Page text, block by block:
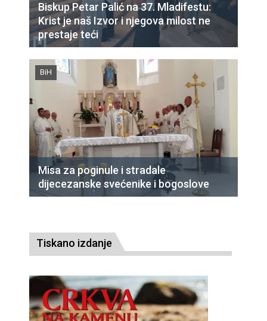
Biskup Petar Palić na 37. Mladifestu:
Krist je naš Izvor i njegova milost ne
prestaje teći
BiH
Misa za poginule i stradale
dijecezanske svećenike i bogoslove
Tiskano izdanje